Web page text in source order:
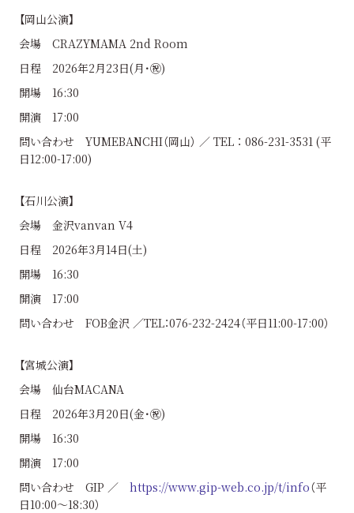
【岡山公演】
会場 CRAZYMAMA 2nd Room
日程 2026年2月23日(月･㊗)
開場 16:30
開演 17:00
問い合わせ YUMEBANCHI（岡山） ／ TEL ： 086-231-3531 (平
日12:00-17:00)
【石川公演】
会場 金沢vanvan V4
日程 2026年3月14日(土)
開場 16:30
開演 17:00
問い合わせ FOB金沢 ／TEL：076-232-2424（平日11:00-17:00）
【宮城公演】
会場 仙台MACANA
日程 2026年3月20日(金･㊗)
開場 16:30
開演 17:00
問い合わせ GIP ／ https://www.gip-web.co.jp/t/info（平
日10:00〜18:30）